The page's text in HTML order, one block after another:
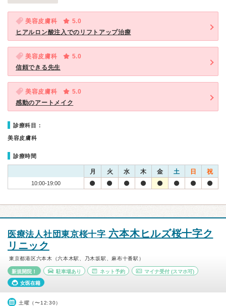
美容皮膚科
5.0
ヒアルロン酸注入でのリフトアップ治療
美容皮膚科
5.0
信頼できる先生
美容皮膚科
5.0
感動のアートメイク
診療科目：
美容皮膚科
診療時間
月 火 水 木 金 土 日 祝
10:00-19:00
医療法人社団東京桜十字 六本木ヒルズ桜十字ク
リニック
東京都港区六本木（六本木駅、乃木坂駅、麻布十番駅）
新規開院！ 駐車場あり ネット予約 マイナ受付 (スマホ可)
女医在籍
土曜（〜12:30）